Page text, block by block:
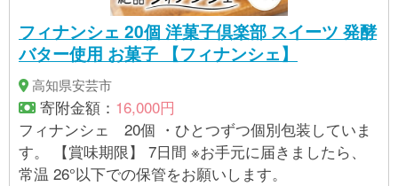
フィナンシェ 20個 洋菓子倶楽部 スイーツ 発酵
バター使用 お菓子 【フィナンシェ】
高知県安芸市
寄附金額： 16,000円
フィナンシェ 20個 ・ひとつずつ個別包装していま
す。 【賞味期限】 7日間 ※お手元に届きましたら、
常温 26°以下での保管をお願いします。